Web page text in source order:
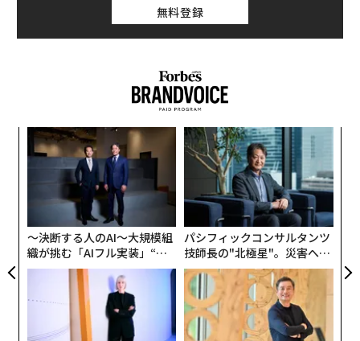
無料登録
〜決断する人のAI〜大規模組
織が挑む「AIフル実装」“使
う”企業から“動く”企業へ【N
TTドコモビジネス×PwC】
パシフィックコンサルタンツ
技師長の"北極星"。災害への
無力感を乗り越え見つけた、
防災一筋20年の答え